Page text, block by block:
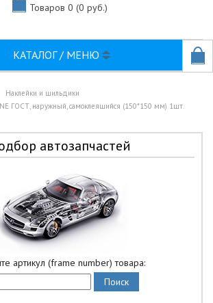
Товаров 0 (0 руб.)
КАТАЛОГ / МЕНЮ
Наклейки и шильдики
ГОСТ, наружный, самоклеящийся (150*150 мм) 1шт.
автозапчастей
артикул (frame number) товара: